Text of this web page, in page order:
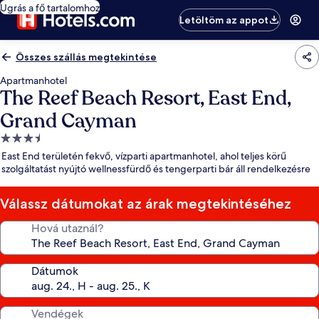
Ugrás a fő tartalomhoz
Letöltöm az appot
Összes szállás megtekintése
Apartmanhotel
The Reef Beach Resort, East End,
Grand Cayman
3.5
csillagos
szálláshely
East End területén fekvő, vízparti apartmanhotel, ahol teljes körű
szolgáltatást nyújtó wellnessfürdő és tengerparti bár áll rendelkezésre
Válassz dátumokat az árak megtekintéséhez
Hová utaznál?
Dátumok
Vendégek